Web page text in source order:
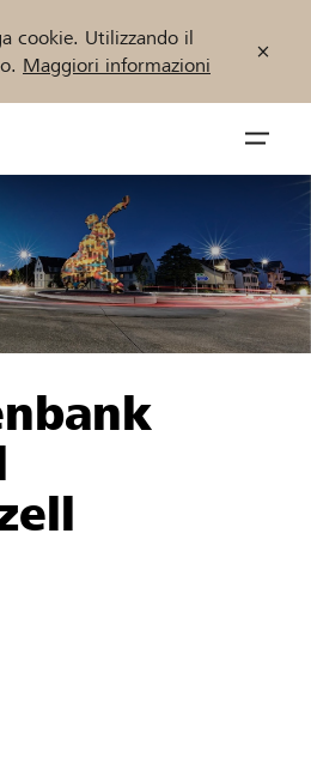
cookie. Utilizzando il
Maggiori informazioni
öffnen
Inizia ora